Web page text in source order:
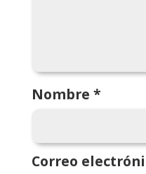
Nombre *
Correo